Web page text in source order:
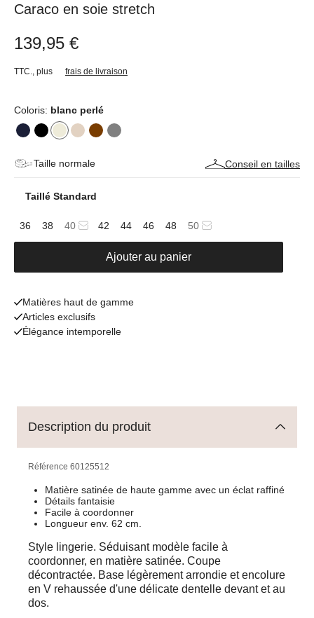
Caraco en soie stretch
139,95 €
TTC. plus frais de livraison
Coloris: blanc perlé
Taille normale Conseil en tailles
Taillé Standard
36 38 40 42 44 46 48 50
Ajouter au panier
Matières haut de gamme
Articles exclusifs
Élégance intemporelle
Description du produit
Référence 60125512
Matière satinée de haute gamme avec un éclat raffiné
Détails fantaisie
Facile à coordonner
Longueur env. 62 cm.
Style lingerie. Séduisant modèle facile à
coordonner, en matière satinée. Coupe
décontractée. Base légèrement arrondie et encolure
en V rehaussée d'une délicate dentelle devant et au
dos.